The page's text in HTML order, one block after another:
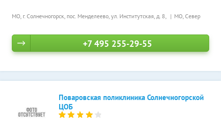
МО, г. Солнечногорск, пос. Менделеево, ул. Институтская, д. 8, МО, Север
+7 495 255-29-55
Поваровская поликлиника Солнечногорской
ЦОБ